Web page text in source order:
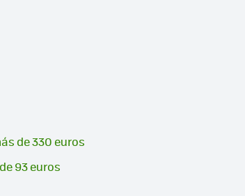
de 330 euros
93 euros